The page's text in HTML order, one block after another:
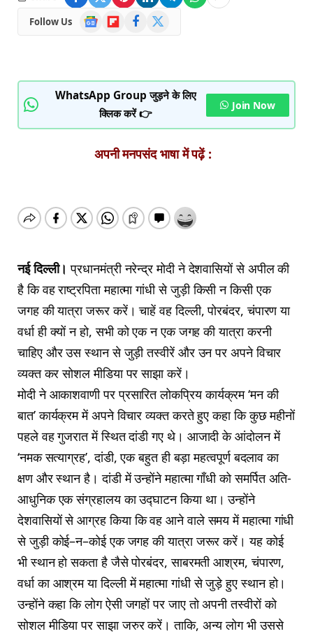
Follow Us
Google
News
FlipboardFacebook
WhatsApp Group जुड़ने के लिए
क्लिक करें 👉
Join Now
अपनी मनपसंद भाषा में पढ़ें :
नई दिल्ली। प्रधानमंत्री नरेन्द्र मोदी ने देशवासियों से अपील की
है कि वह राष्ट्रपिता महात्मा गांधी से जुड़ी किसी न किसी एक
जगह की यात्रा जरूर करें। चाहें वह दिल्ली, पोरबंदर, चंपारण या
वर्धा ही क्यों न हो, सभी को एक न एक जगह की यात्रा करनी
चाहिए और उस स्थान से जुड़ी तस्वीरें और उन पर अपने विचार
व्यक्त कर सोशल मीडिया पर साझा करें।
मोदी ने आकाशवाणी पर प्रसारित लोकप्रिय कार्यक्रम ‘मन की
बात’ कार्यक्रम में अपने विचार व्यक्त करते हुए कहा कि कुछ महीनों
पहले वह गुजरात में स्थित दांडी गए थे। आजादी के आंदोलन में
‘नमक सत्याग्रह’, दांडी, एक बहुत ही बड़ा महत्वपूर्ण बदलाव का
क्षण और स्थान है। दांडी में उन्होंने महात्मा गाँधी को समर्पित अति-
आधुनिक एक संग्रहालय का उद्घाटन किया था। उन्होंने
देशवासियों से आग्रह किया कि वह आने वाले समय में महात्मा गांधी
से जुड़ी कोई–न–कोई एक जगह की यात्रा जरूर करें। यह कोई
भी स्थान हो सकता है जैसे पोरबंदर, साबरमती आश्रम, चंपारण,
वर्धा का आश्रम या दिल्ली में महात्मा गांधी से जुड़े हुए स्थान हो।
उन्होंने कहा कि लोग ऐसी जगहों पर जाए तो अपनी तस्वीरों को
सोशल मीडिया पर साझा जरुर करें। ताकि, अन्य लोग भी उससे